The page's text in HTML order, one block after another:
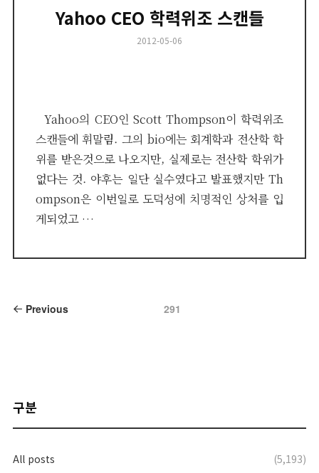
Yahoo CEO 학력위조 스캔들
Posted
2012-05-06
Yahoo의 CEO인 Scott Thompson이 학력위조
스캔들에 휘말림. 그의 bio에는 회계학과 전산학 학
위를 받은것으로 나오지만, 실제로는 전산학 학위가
없다는 것. 야후는 일단 실수였다고 발표했지만 Th
ompson은 이번일로 도덕성에 치명적인 상처를 입
게되었고 …
글
션
Previous Page291
구분
All posts
(5,193)